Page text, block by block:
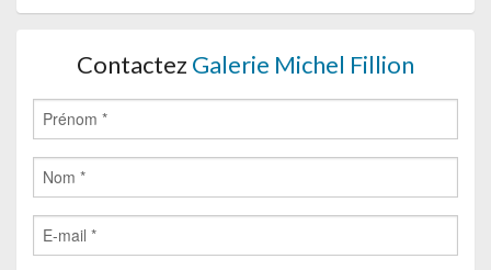
Contactez Galerie Michel Fillion